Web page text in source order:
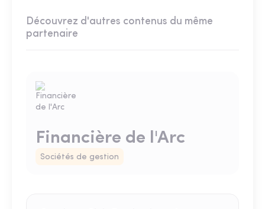
Découvrez d'autres contenus du même
partenaire
Financière de l'Arc
Sociétés de gestion